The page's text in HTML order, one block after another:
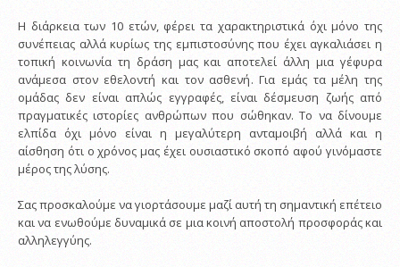
Η διάρκεια των 10 ετών, φέρει τα χαρακτηριστικά όχι μόνο της
συνέπειας αλλά κυρίως της εμπιστοσύνης που έχει αγκαλιάσει η
τοπική κοινωνία τη δράση μας και αποτελεί άλλη μια γέφυρα
ανάμεσα στον εθελοντή και τον ασθενή. Για εμάς τα μέλη της
ομάδας δεν είναι απλώς εγγραφές, είναι δέσμευση ζωής από
πραγματικές ιστορίες ανθρώπων που σώθηκαν. Το να δίνουμε
ελπίδα όχι μόνο είναι η μεγαλύτερη ανταμοιβή αλλά και η
αίσθηση ότι ο χρόνος μας έχει ουσιαστικό σκοπό αφού γινόμαστε
μέρος της λύσης.
Σας προσκαλούμε να γιορτάσουμε μαζί αυτή τη σημαντική επέτειο
και να ενωθούμε δυναμικά σε μια κοινή αποστολή προσφοράς και
αλληλεγγύης.